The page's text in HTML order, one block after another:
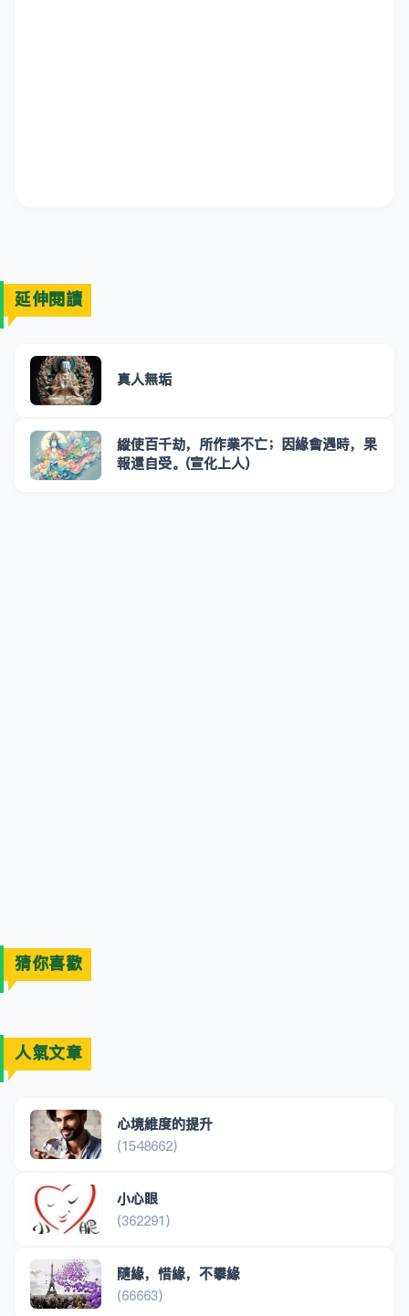
延伸閱讀
真人無垢
縱使百千劫，所作業不亡；因緣會遇時，果
報還自受。(宣化上人)
猜你喜歡
人氣文章
心境維度的提升
(1548662)
小心眼
(362291)
隨緣，惜緣，不攀緣
(66663)